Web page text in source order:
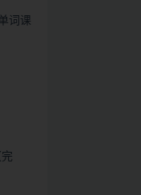
词课